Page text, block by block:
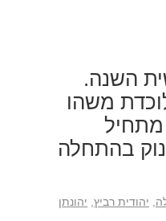
השנה.
משהו
מתחיל
בהתחלה
יהודית רביץ יהונתן